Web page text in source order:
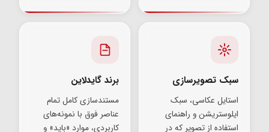
سبک تصویرسازی
استایل عکاسی، سبک
ایلوستریشن و راهنمای
استفاده از تصویر که در
برند گایدلاین
مستندسازی کامل تمام
عناصر فوق با نمونه‌های
کاربردی، موارد «باید» و